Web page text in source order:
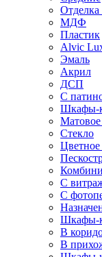
Отделка
МДФ
Пластик
Alvic
Эмаль
Акрил
ДСП
С
Шкафы-
Матовое
Стекло
Цветное
С
С
Шкафы-
В
В